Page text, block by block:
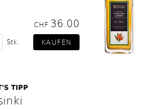
CHF 36.00
Stk.
TIPP